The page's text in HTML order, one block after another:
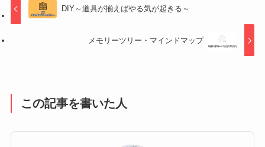
DIY～道具が揃えばやる気が起きる～
メモリーツリー・マインドマップ
この記事を書いた人